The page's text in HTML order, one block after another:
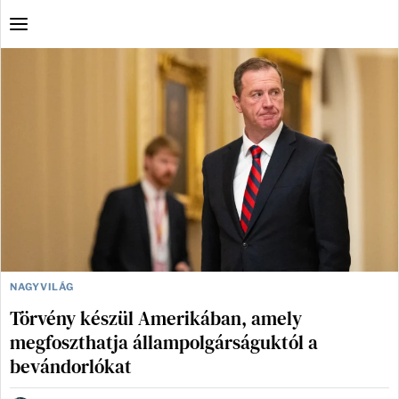
NAGYVILÁG
Törvény készül Amerikában, amely
megfoszthatja állampolgárságuktól a
bevándorlókat